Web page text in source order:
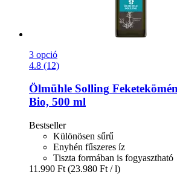
3 opció
4.8 (12)
Ölmühle Solling
Bio, 500 ml
Bestseller
Különösen sűrű
Enyhén fűszeres íz
Tiszta formában is fogyasztható
11.990 Ft (23.980 Ft / l)